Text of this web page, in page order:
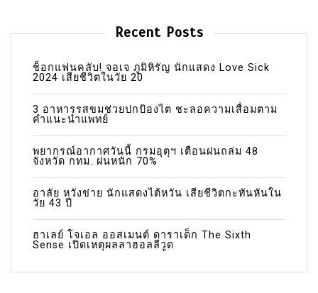
Recent Posts
ช็อกแฟนคลับ! จอเจ ภูมิหิรัญ นักแสดง Love Sick
2024 เสียชีวิตในวัย 20
3 อาหารรสขมช่วยปกป้องไต ชะลอความเสื่อมตาม
คำแนะนำแพทย์
พยากรณ์อากาศวันนี้ กรมอุตุฯ เตือนฝนถล่ม 48
จังหวัด กทม. ฝนหนัก 70%
อาลัย หวังข่าย นักแสดงไต้หวัน เสียชีวิตกะทันหันใน
วัย 43 ปี
ฮาเลย์ โจเอล ออสเมนต์ ดาราเด็ก The Sixth
Sense เปิดเหตุผลลาฮอลลีวูด